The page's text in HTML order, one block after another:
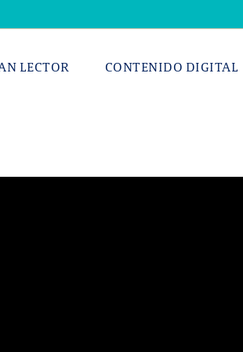
LECTOR CONTENIDO DIGITAL